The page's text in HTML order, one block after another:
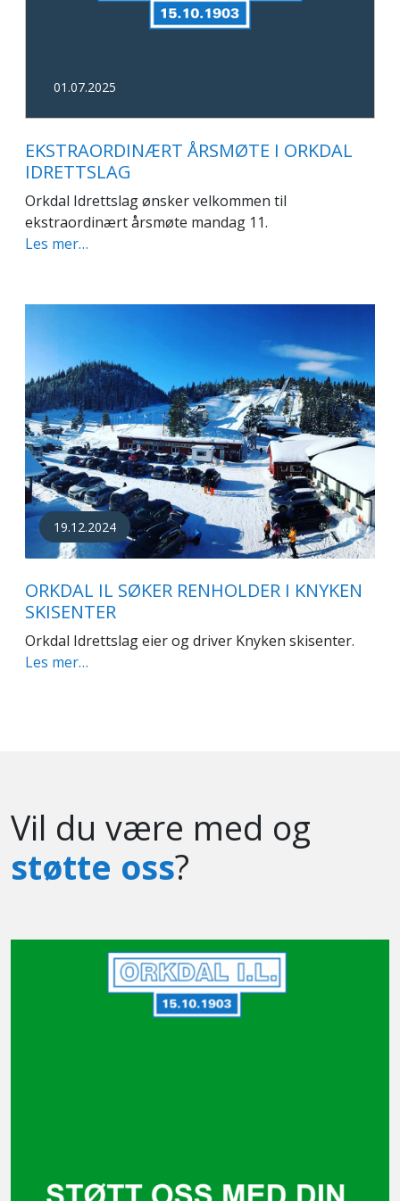
01.07.2025
EKSTRAORDINÆRT ÅRSMØTE I ORKDAL
IDRETTSLAG
Orkdal Idrettslag ønsker velkommen til
ekstraordinært årsmøte mandag 11.
Les mer…
19.12.2024
ORKDAL IL SØKER RENHOLDER I KNYKEN
SKISENTER
Orkdal Idrettslag eier og driver Knyken skisenter.
Les mer…
Vil du være med og
støtte oss?